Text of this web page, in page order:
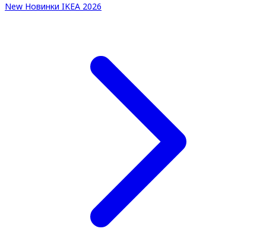
New Новинки IKEA 2026